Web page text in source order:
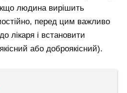
людина вирішить
перед цим важливо
лікаря і встановити
або доброякісний).